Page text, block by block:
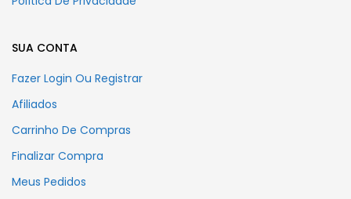
SUA CONTA
Fazer Login Ou Registrar
Afiliados
Carrinho De Compras
Finalizar Compra
Meus Pedidos